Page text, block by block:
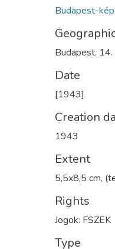
Budapest-
Budapest.
Date
[1943]
Creation
1943
Extent
5,5x8,5 cm,
Rights
Jogok: FSZEK
Type